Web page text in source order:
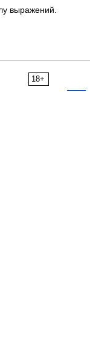
выражений.
18+